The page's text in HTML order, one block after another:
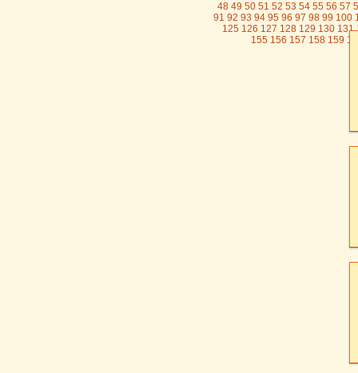
48 49 50 51 52 53 54 55 56 57
91 92 93 94 95 96 97 98 99 100
125 126 127 128 129 130 131
155 156 157 158 159